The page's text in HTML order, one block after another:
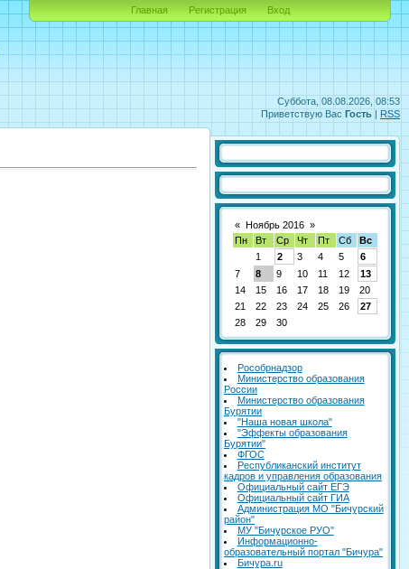
Суббота, 08.08.2026, 08:53
Приветствую Вас Гость | RSS
Главная Регистрация Вход
« Ноябрь 2016 »
Пн
Вт Ср Чт Пт Сб
Вс
1
2 3 4 5
6
7
8 9 10 11 12
13
14
15 16 17 18 19
20
21
22 23 24 25 26
27
28
29 30
Рособрнадзор
Министерство образования
России
Министерство образования
Бурятии
"Наша новая школа"
"Эффекты образования
Бурятии"
ФГОС
Республиканский институт
кадров и управления образования
Официальный сайт ЕГЭ
Официальный сайт ГИА
Администрация МО "Бичурский
район"
МУ "Бичурское РУО"
Информационно-
образовательный портал "Бичура"
Бичура.ru